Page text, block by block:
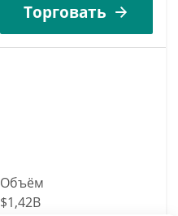
Торговать
Объём
$1,42B